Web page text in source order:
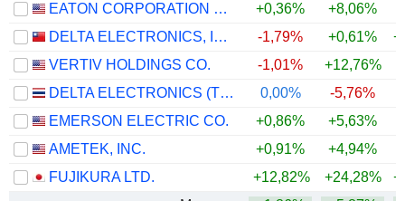
EATON CORPORATION PLC
+0,36% +8,06%
DELTA ELECTRONICS, INC.
-1,79% +0,61%
VERTIV HOLDINGS CO.
-1,01% +12,76%
DELTA ELECTRONICS (THAILAND)
0,00% -5,76%
EMERSON ELECTRIC CO.
+0,86% +5,63%
AMETEK, INC.
+0,91% +4,94%
FUJIKURA LTD.
+12,82% +24,28%